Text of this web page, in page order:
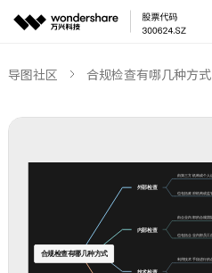
导图社区 合规检查有哪几种方式